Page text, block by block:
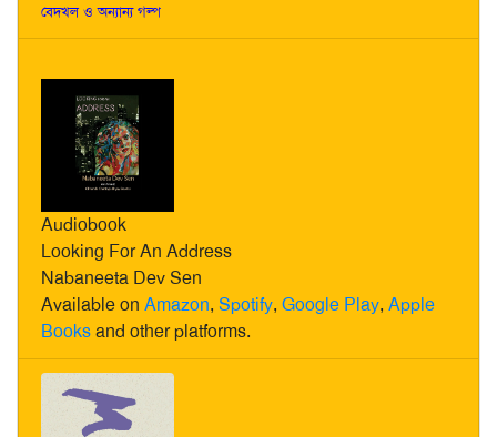
বেদখল ও অন্যান্য গল্প
Audiobook
Looking For An Address
Nabaneeta Dev Sen
Available on Amazon, Spotify, Google Play, Apple
Booksand other platforms.